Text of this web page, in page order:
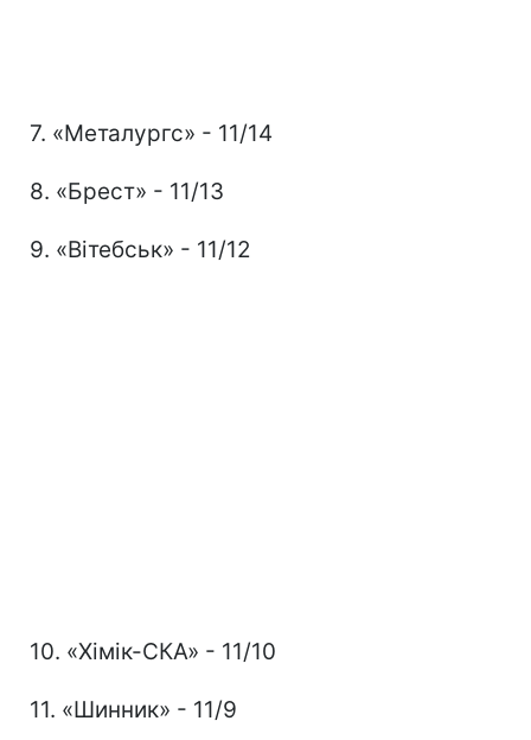
7. «Металургс» - 11/14
8. «Брест» - 11/13
9. «Вітебськ» - 11/12
10. «Хімік-СКА» - 11/10
11. «Шинник» - 11/9